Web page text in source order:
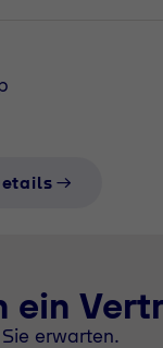
ein
erwarten.